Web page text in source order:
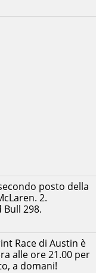
Race di Austin è
alle ore 21.00 per
a domani!
posto della
2.
Bull 298.